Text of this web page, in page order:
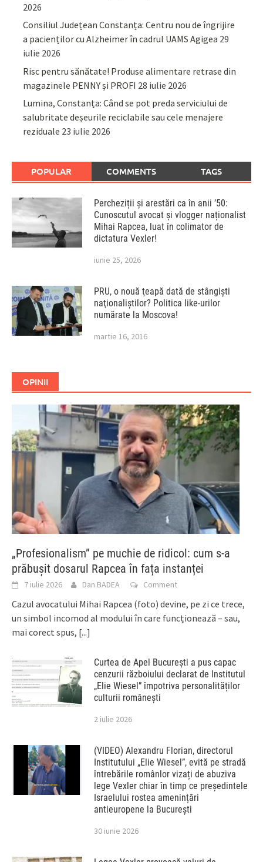
2026
Consiliul Județean Constanța: Centru nou de îngrijire
a pacienților cu Alzheimer în cadrul UAMS Agigea 29
iulie 2026
Risc pentru sănătate! Produse alimentare retrase din
magazinele PENNY și PROFI 28 iulie 2026
Lumina, Constanța: Când se pot preda serviciului de
salubritate deșeurile reciclabile sau cele menajere
reziduale 23 iulie 2026
POPULAR COMMENTS TAGS
Percheziții și arestări ca în anii ’50:
Cunoscutul avocat și vlogger naționalist
Mihai Rapcea, luat în colimator de
dictatura Vexler!
iunie 25, 2026
PRU, o nouă ţeapă dată de stângişti
naţionaliştilor? Politica like-urilor
numărate la Moscova!
martie 16, 2016
OPINII
„Profesionalism” pe muchie de ridicol: cum s-a
prăbușit dosarul Rapcea în fața instanței
7 iulie 2026 Dan BADEA Comment
Cazul avocatului Mihai Rapcea (foto) devine, pe zi ce trece,
un simbol incomod al modului în care funcționează – sau,
mai corect spus, [...]
Curtea de Apel București a pus capac
cenzurii războiului declarat de Institutul
„Elie Wiesel” împotriva personalităților
culturii românești
2 iulie 2026
(VIDEO) Alexandru Florian, directorul
Institutului „Elie Wiesel”, evită pe stradă
întrebările românlor vizați de abuziva
lege Vexler chiar în timp ce președintele
Israelului rostea amenințări
antieuropene la București
30 iunie 2026